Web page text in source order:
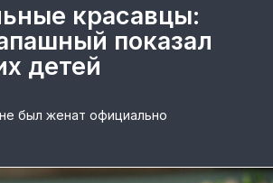
красавцы:
показал
детей
был женат официально